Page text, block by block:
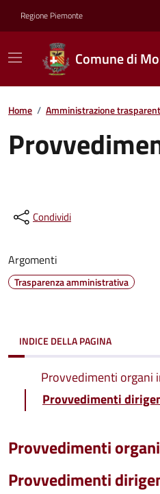
Regione Piemonte
Comune di
Home / Amministrazione
Condividi
Argomenti
Trasparenza amministrativa
INDICE DELLA PAGINA
Provvedimenti organi
Provvedimenti
Provvedimenti
Provvedimenti